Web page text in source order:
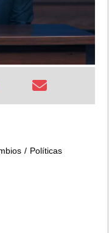
Políticas